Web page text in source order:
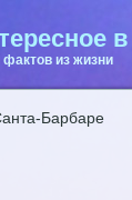
из жизни
Барбаре